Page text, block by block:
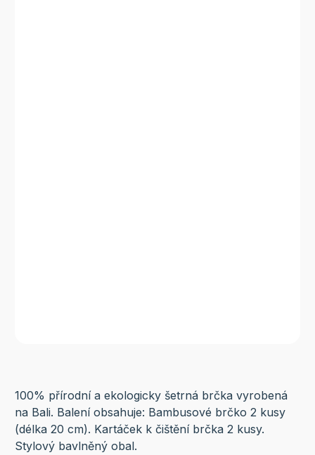
100% přírodní a ekologicky šetrná brčka vyrobená
na Bali. Balení obsahuje: Bambusové brčko 2 kusy
(délka 20 cm). Kartáček k čištění brčka 2 kusy.
Stylový bavlněný obal.